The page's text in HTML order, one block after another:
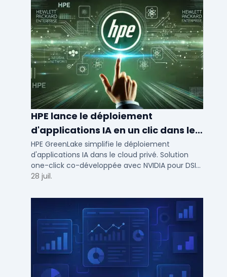
HPE lance le déploiement
d'applications IA en un clic dans le
cloud privé
HPE GreenLake simplifie le déploiement
d'applications IA dans le cloud privé. Solution
one-click co-développée avec NVIDIA pour DSI
de PME et ETI : performance et conformité.
28 juil.